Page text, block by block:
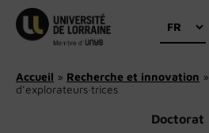
Aller
contenu
Choisir
une
Accueil » Recherche et innovation »
d’explorateurs·trices
Doctorat